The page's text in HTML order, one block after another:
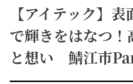
【アイテック】
で輝きをはなつ！
と想い 鯖江市